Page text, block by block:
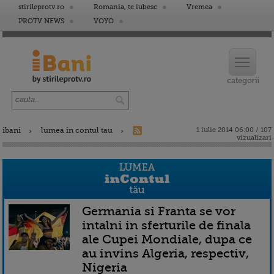
stirileprotv.ro Romania, te iubesc
Vremea
PROTV NEWS
VOYO
ibani lumea in contul tau
1 iulie 2014 06:00 / 107
vizualizari
Germania si Franta se vor
intalni in sferturile de finala
ale Cupei Mondiale, dupa ce
au invins Algeria, respectiv,
Nigeria